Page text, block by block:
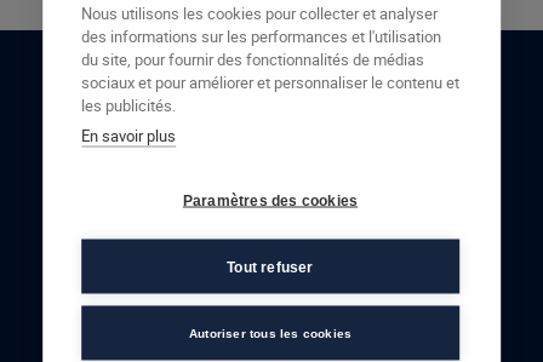
RESTONS EN CONTACT
Nous utilisons les cookies pour collecter et analyser
des informations sur les performances et l'utilisation
du site, pour fournir des fonctionnalités de médias
sociaux et pour améliorer et personnaliser le contenu et
les publicités.
En savoir plus
Paramètres des cookies
Tout refuser
Autoriser tous les cookies